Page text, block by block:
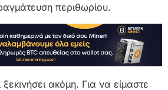
περιθωρίου.
ακόμη. Για να είμαστε